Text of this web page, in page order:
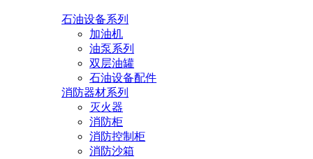
石油设备系列
加油机
油泵系列
双层油罐
石油设备配件
消防器材系列
灭火器
消防柜
消防控制柜
消防沙箱